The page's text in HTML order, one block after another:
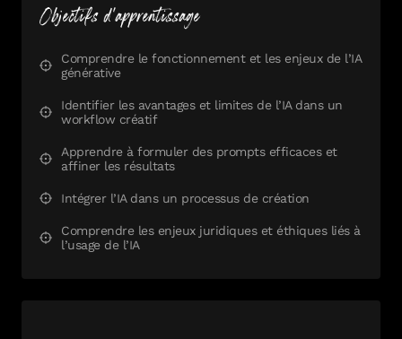
Objectifs d'apprentissage
Comprendre le fonctionnement et les enjeux de l’IA
générative
Identifier les avantages et limites de l’IA dans un
workflow créatif
Apprendre à formuler des prompts efficaces et
affiner les résultats
Intégrer l’IA dans un processus de création
Comprendre les enjeux juridiques et éthiques liés à
l’usage de l’IA